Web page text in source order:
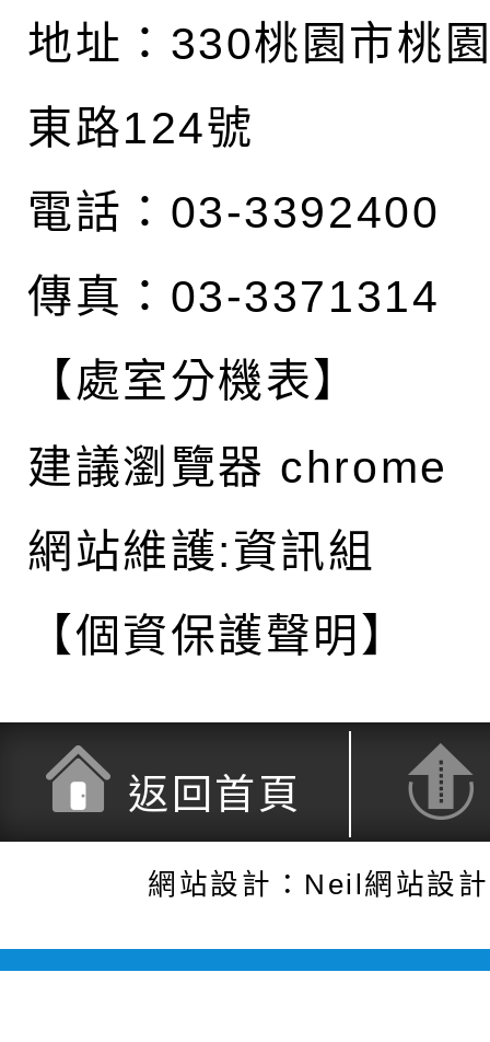
地址： 330桃園市桃
東路124號
電話：03-3392400
傳真：03-3371314
【處室分機表】
建議瀏覽器 chrome
網站維護:資訊組
【個資保護聲明】
返回首頁
網站設計：Neil網站設